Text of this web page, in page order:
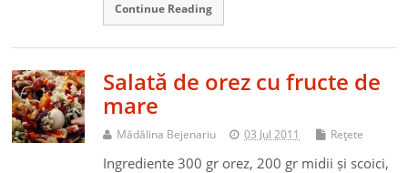
Continue Reading
Salată de orez cu fructe de
mare
Mădălina Bejenariu 03 Jul 2011 Reţete
Ingrediente 300 gr orez, 200 gr midii și scoici,